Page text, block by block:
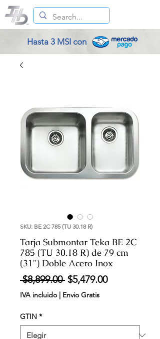
Hasta 3 MSI con
SKU: BE 2C 785 (TU 30.18 R)
Tarja Submontar Teka BE 2C
785 (TU 30.18 R) de 79 cm
(31") Doble Acero Inox
$8,899.00 Precio
$5,479.00Precio
IVA incluido Envio Gratis
GTIN *